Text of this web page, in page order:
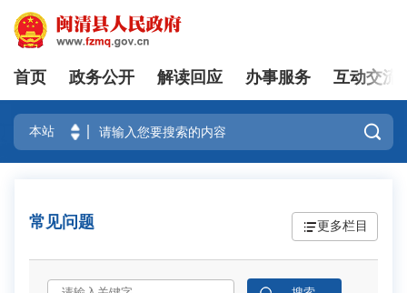
登录
首页 政务公开 解读回应 办事服务 互动交流

常见问题 更多栏目